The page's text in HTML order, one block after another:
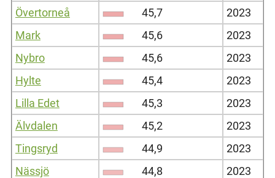
Övertorneå
45,7
2023
Mark
45,6
2023
Nybro
45,6
2023
Hylte
45,4
2023
Lilla Edet
45,3
2023
Älvdalen
45,2
2023
Tingsryd
44,9
2023
Nässjö
44,8
2023